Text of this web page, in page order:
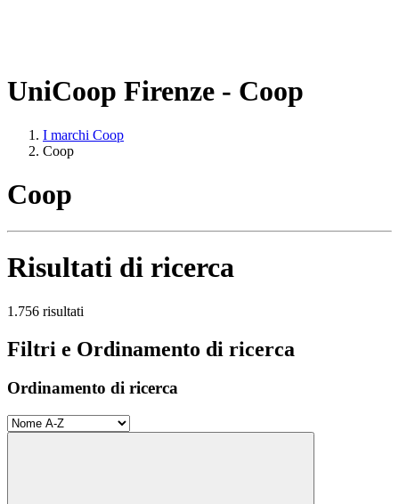
UniCoop Firenze - Coop
I marchi Coop
Coop
Coop
Risultati di ricerca
1.756 risultati
Filtri e Ordinamento di ricerca
Ordinamento di ricerca